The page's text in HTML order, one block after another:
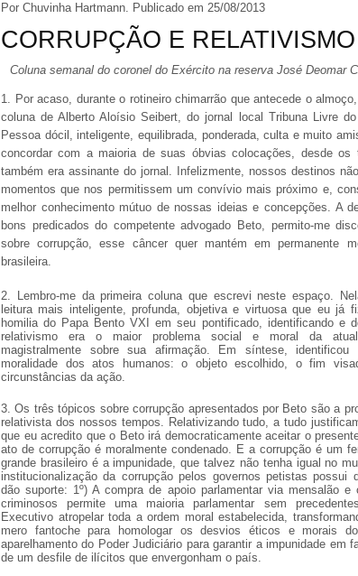
Por Chuvinha Hartmann. Publicado em 25/08/2013
CORRUPÇÃO E RELATIVISMO
Coluna semanal do coronel do Exército na reserva José Deomar
1. Por acaso, durante o rotineiro chimarrão que antecede o
coluna de Alberto Aloísio Seibert, do jornal local Tribuna Livre
Pessoa dócil, inteligente, equilibrada, ponderada, culta e muito
concordar com a maioria de suas óbvias colocações, desde os
também era assinante do jornal. Infelizmente, nossos destinos
momentos que nos permitissem um convívio mais próximo e,
melhor conhecimento mútuo de nossas ideias e concepções. A
bons predicados do competente advogado Beto, permito-me
sobre corrupção, esse câncer quer mantém em permanente
brasileira.
2.
Lembro-me da primeira coluna que escrevi neste espaço.
leitura mais inteligente, profunda, objetiva e virtuosa que eu já
homilia do Papa Bento VXI em seu pontificado, identificando e
relativismo era o maior problema social e moral da
magistralmente sobre sua afirmação. Em síntese,
moralidade dos atos humanos: o objeto escolhido, o fim
circunstâncias da ação.
3.Os três tópicos sobre corrupção apresentados por Beto são a
relativista dos nossos tempos. Relativizando tudo, a tudo
que eu acredito que o Beto irá democraticamente aceitar o
ato de corrupção é moralmente condenado. E a corrupção é um
grande brasileiro é a impunidade, que talvez não tenha igual no
institucionalização da corrupção pelos governos petistas possui
dão suporte: 1º) A compra de apoio parlamentar via mensalão e
criminosos permite uma maioria parlamentar sem
Executivo atropelar toda a ordem moral estabelecida,
mero fantoche para homologar os desvios éticos e morais
aparelhamento do Poder Judiciário para garantir a impunidade em
de um desfile de ilícitos que envergonham o país.